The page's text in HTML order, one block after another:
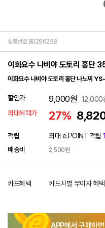
상품번호 B0296258
이화요수 나비야 도토리 홍단
이화요수 나비야 도토리 홍단 나노찌
할인가 9,000원 12,000
최대혜택가
27%
적립 최대 e.POINT 적립
배송비
2,500원
카드혜택 카드사별 무이자 혜
APP에서 구매하면